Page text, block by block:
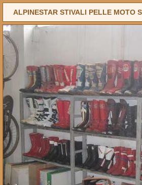
ALPINESTAR STIVALI PELLE MOTO